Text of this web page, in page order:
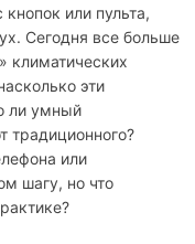
или пульта,
Сегодня все больше
климатических
эти
ли умный
традиционного?
или
шагу, но что